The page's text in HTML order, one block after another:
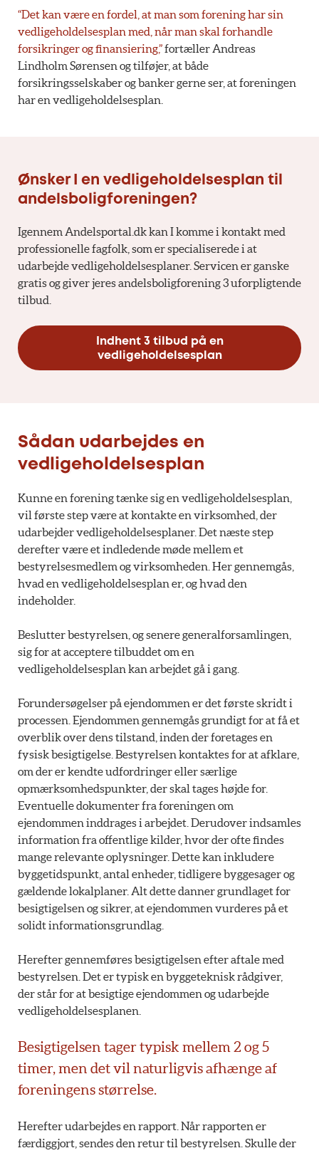
“Det kan være en fordel, at man som forening har sin
vedligeholdelsesplan med, når man skal forhandle
forsikringer og finansiering,”fortæller Andreas
Lindholm Sørensen og tilføjer, at både
forsikringsselskaber og banker gerne ser, at foreningen
har en vedligeholdelsesplan.
Ønsker I en vedligeholdelsesplan til
andelsboligforeningen?
Igennem Andelsportal.dk kan I komme i kontakt med
professionelle fagfolk, som er specialiserede i at
udarbejde vedligeholdelsesplaner. Servicen er ganske
gratis og giver jeres andelsboligforening 3 uforpligtende
tilbud.
Indhent 3 tilbud på en
vedligeholdelsesplan
Sådan udarbejdes en
vedligeholdelsesplan
Kunne en forening tænke sig en vedligeholdelsesplan,
vil første step være at kontakte en virksomhed, der
udarbejder vedligeholdelsesplaner. Det næste step
derefter være et indledende møde mellem et
bestyrelsesmedlem og virksomheden. Her gennemgås,
hvad en vedligeholdelsesplan er, og hvad den
indeholder.
Beslutter bestyrelsen, og senere generalforsamlingen,
sig for at acceptere tilbuddet om en
vedligeholdelsesplan kan arbejdet gå i gang.
Forundersøgelser på ejendommen er det første skridt i
processen. Ejendommen gennemgås grundigt for at få et
overblik over dens tilstand, inden der foretages en
fysisk besigtigelse. Bestyrelsen kontaktes for at afklare,
om der er kendte udfordringer eller særlige
opmærksomhedspunkter, der skal tages højde for.
Eventuelle dokumenter fra foreningen om
ejendommen inddrages i arbejdet. Derudover indsamles
information fra offentlige kilder, hvor der ofte findes
mange relevante oplysninger. Dette kan inkludere
byggetidspunkt, antal enheder, tidligere byggesager og
gældende lokalplaner. Alt dette danner grundlaget for
besigtigelsen og sikrer, at ejendommen vurderes på et
solidt informationsgrundlag.
Herefter gennemføres besigtigelsen efter aftale med
bestyrelsen. Det er typisk en byggeteknisk rådgiver,
der står for at besigtige ejendommen og udarbejde
vedligeholdelsesplanen.
Besigtigelsen tager typisk mellem 2 og 5
timer, men det vil naturligvis afhænge af
foreningens størrelse.
Herefter udarbejdes en rapport. Når rapporten er
færdiggjort, sendes den retur til bestyrelsen. Skulle der